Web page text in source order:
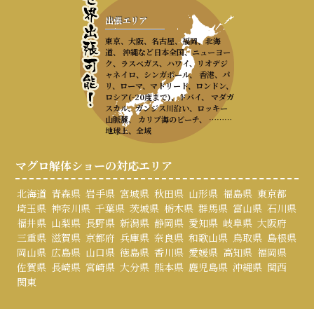
出張エリア
東京、大阪、名古屋、福岡、北海
道、 沖縄など日本全国、ニューヨー
ク、ラスベガス、ハワイ、リオデジ
ャネイロ、シンガポール、 香港、パ
リ、ローマ、マドリード、ロンドン、
ロシア(-20度まで)、ドバイ、 マダガ
スカル、ガンジス川沿い、ロッキー
山脈麓、 カリブ海のビーチ、 ………
地球上、全域
マグロ解体ショーの対応エリア
北海道 青森県 岩手県 宮城県 秋田県 山形県 福島県 東京都
埼玉県 神奈川県 千葉県 茨城県 栃木県 群馬県 富山県 石川県
福井県 山梨県 長野県 新潟県 静岡県 愛知県 岐阜県 大阪府
三重県 滋賀県 京都府 兵庫県 奈良県 和歌山県 鳥取県 島根県
岡山県 広島県 山口県 徳島県 香川県 愛媛県 高知県 福岡県
佐賀県 長崎県 宮崎県 大分県 熊本県 鹿児島県 沖縄県 関西
関東